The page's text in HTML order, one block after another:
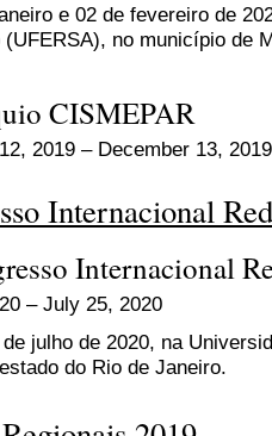
e 02 de fevereiro de
(UFERSA), no município de
CISMEPAR
2019 – December 13, 2019
Internacional
Internacional
– July 25, 2020
julho de 2020, na
do Rio de Janeiro.